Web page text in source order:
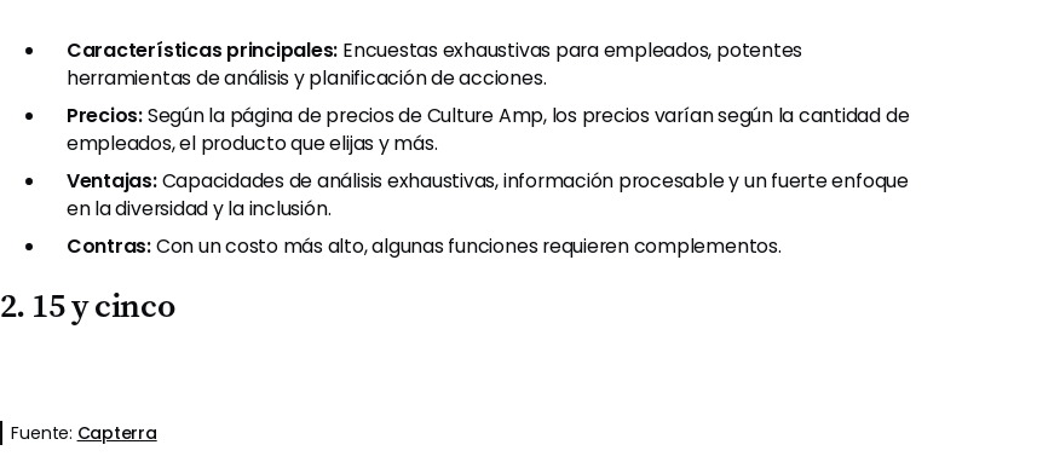
Características principales: Encuestas exhaustivas para empleados, potentes
herramientas de análisis y planificación de acciones.
Precios:Según la página de precios de Culture Amp, los precios varían según la cantidad de
empleados, el producto que elijas y más.
Ventajas:Capacidades de análisis exhaustivas, información procesable y un fuerte enfoque
en la diversidad y la inclusión.
Contras:Con un costo más alto, algunas funciones requieren complementos.
2. 15 y cinco
Fuente: Capterra